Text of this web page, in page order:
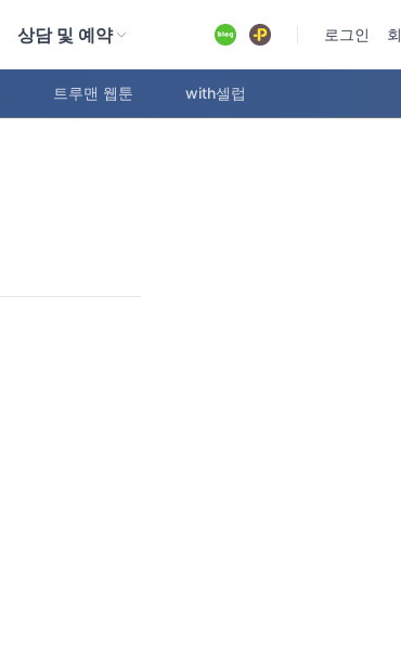
상담 및 예약 유튜브 로그인
트루맨 웹툰 with셀럽